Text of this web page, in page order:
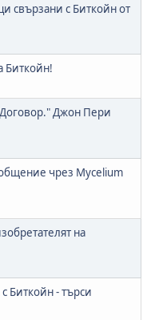
свързани с Биткойн от
Биткойн!
Джон Пери
чрез Mycelium
на
Биткойн - търси